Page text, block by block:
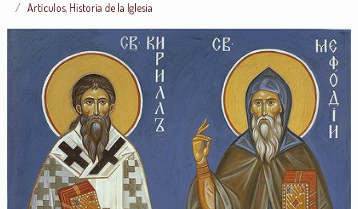
Artículos, Historia de la Iglesia